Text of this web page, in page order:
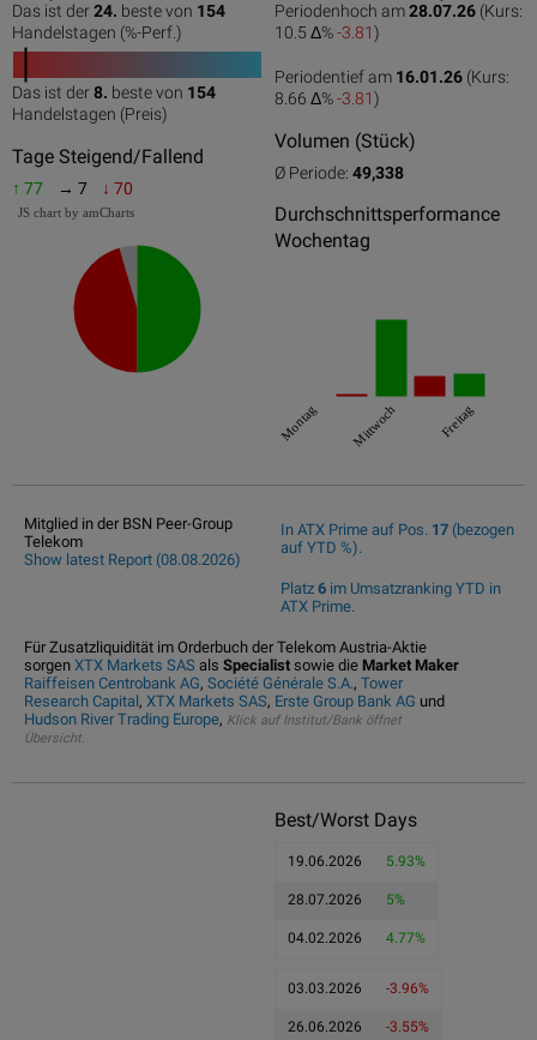
0 50
Das ist der24. beste von 154
Handelstagen (%-Perf.)
0 50
Das ist der8. beste von 154
Handelstagen (Preis)
Tage Steigend/Fallend
↑ 77 → 7 ↓ 70
JS chart by amCharts
0 100
Periodenhoch am28.07.26 (Kurs:
10.5 Δ%-3.81)
Periodentief am 16.01.26 (Kurs:
8.66 Δ%-3.81)
Volumen (Stück)
Ø Periode: 49,338
Durchschnittsperformance
Wochentag
Montag Mittwoch Freitag
Mitglied in der BSN Peer-Group
Telekom
Show latest Report (08.08.2026)
In ATX Prime auf Pos. 17 (bezogen
auf YTD %).
Platz 6 im Umsatzranking YTD in
ATX Prime.
Für Zusatzliquidität im Orderbuch der Telekom Austria-Aktie
sorgen XTX Markets SAS als Specialist sowie die Market Maker
Raiffeisen Centrobank AG, Société Générale S.A., Tower
Research Capital, XTX Markets SAS, Erste Group Bank AG und
Hudson River Trading Europe, Klick auf Institut/Bank öffnet
Übersicht.
Best/Worst Days
19.06.2026 5.93%
28.07.2026 5%
04.02.2026 4.77%
03.03.2026 -3.96%
26.06.2026 -3.55%